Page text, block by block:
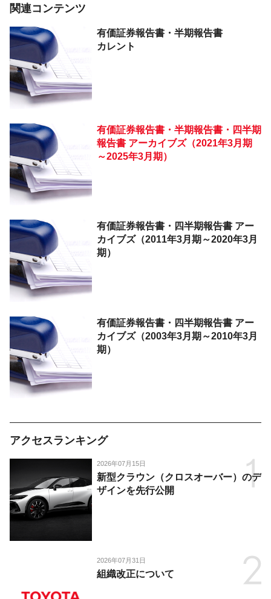
関連コンテンツ
有価証券報告書・ 半期報告書
カレント
有価証券報告書・半期報告書・四半期
報告書 アーカイブズ（2021年3月期
～2025年3月期）
有価証券報告書・四半期報告書 アー
カイブズ（2011年3月期～2020年3月
期）
有価証券報告書・四半期報告書 アー
カイブズ（2003年3月期～2010年3月
期）
アクセスランキング
2026年07月15日
新型クラウン（クロスオーバー）のデ
ザインを先行公開
2026年07月31日
組織改正について